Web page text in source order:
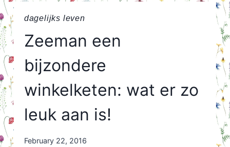
dagelijks leven
Zeeman een
bijzondere
winkelketen: wat er zo
leuk aan is!
By
February 22, 2016